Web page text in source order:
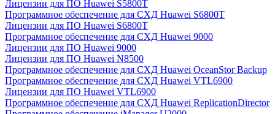
Лицензии для ПО Huawei S5800T
Программное обеспечение для СХД Huawei S6800T
Лицензии для ПО Huawei S6800T
Программное обеспечение для СХД Huawei 9000
Лицензии для ПО Huawei 9000
Лицензии для ПО Huawei N8500
Программное обеспечение для СХД Huawei OceanStor Backup
Программное обеспечение для СХД Huawei VTL6900
Лицензии для ПО Huawei VTL6900
Программное обеспечение для СХД Huawei ReplicationDirector